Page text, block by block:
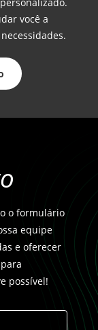
você a
o formulário
equipe
e oferecer
possível!